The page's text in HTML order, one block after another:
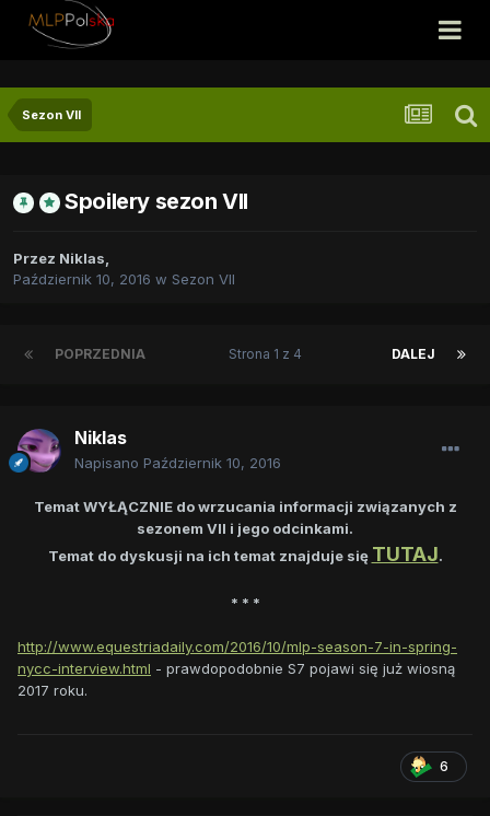
Sezon VII
Spoilery sezon VII
Przez Niklas,
Październik 10, 2016 w Sezon VII
POPRZEDNIA DALEJ
Strona 1 z 4
Niklas
Napisano Październik 10, 2016
Temat WYŁĄCZNIE do wrzucania informacji związanych z
sezonem VII i jego odcinkami.
Temat do dyskusji na ich temat znajduje się TUTAJ.
* * *
http://www.equestriadaily.com/2016/10/mlp-season-7-in-spring-
nycc-interview.html - prawdopodobnie S7 pojawi się już wiosną
2017 roku.
6